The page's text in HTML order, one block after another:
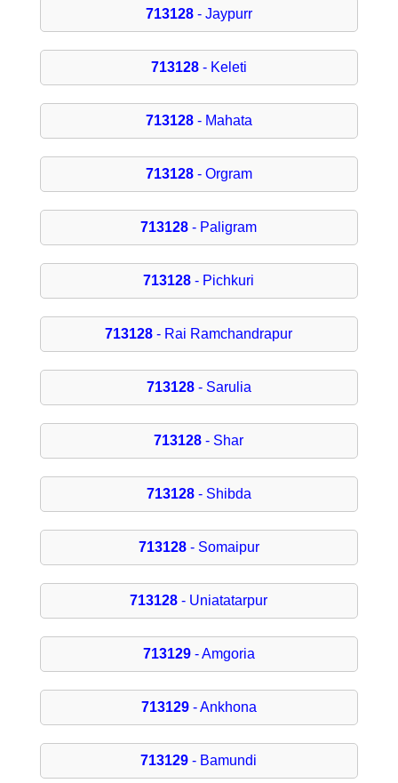
713128- Jaypurr
713128- Keleti
713128- Mahata
713128- Orgram
713128 - Paligram
713128 - Pichkuri
713128 - Rai Ramchandrapur
713128- Sarulia
713128 - Shar
713128- Shibda
713128- Somaipur
713128 - Uniatatarpur
713129- Amgoria
713129- Ankhona
713129 - Bamundi